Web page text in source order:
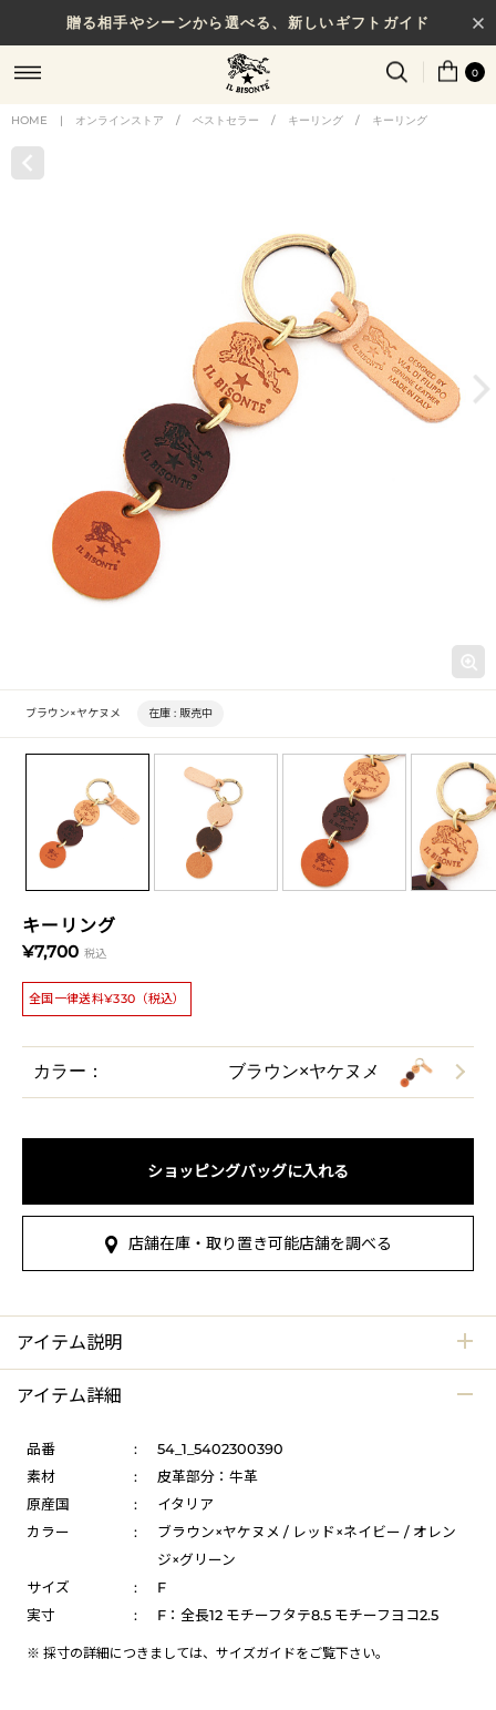
贈る相手やシーンから選べる、新しいギフトガイド
0
HOME | オンラインストア / ベストセラー / キーリング / キーリング
キーリング
¥7,700 税込
全国一律送料¥330（税込）
ブラウン×ヤケヌメ 在庫 : 販売中
カラー： ブラウン×ヤケヌメ
ショッピングバッグに入れる
店舗在庫・取り置き可能店舗を調べる
アイテム説明
アイテム詳細
品番 :
54_1_5402300390
素材
:
皮革部分：牛革
原産国
:
イタリア
カラー
:
ブラウン×ヤケヌメ / レッド×ネイビー / オレン
ジ×グリーン
サイズ
:
F
実寸
: F：全長12 モチーフタテ8.5 モチーフヨコ2.5
※ 採寸の詳細につきましては、 サイズガイドをご覧下さい。